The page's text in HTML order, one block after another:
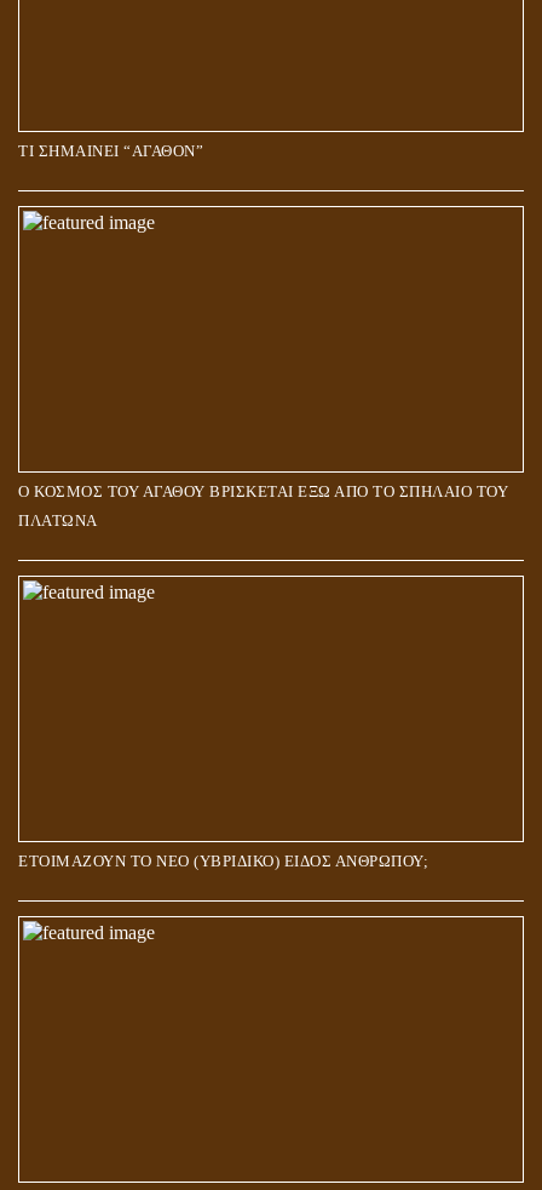
ΤΙ ΣΗΜΑΙΝΕΙ “ΑΓΑΘΟΝ”
Ο ΚΟΣΜΟΣ ΤΟΥ ΑΓΑΘΟΥ ΒΡΙΣΚΕΤΑΙ ΕΞΩ ΑΠΟ ΤΟ ΣΠΗΛΑΙΟ ΤΟΥ
ΠΛΑΤΩΝΑ
ΕΤΟΙΜΑΖΟΥΝ ΤΟ ΝΕΟ (ΥΒΡΙΔΙΚΟ) ΕΙΔΟΣ ΑΝΘΡΩΠΟΥ;